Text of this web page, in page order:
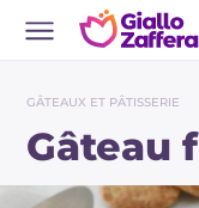
GÂTEAUX ET PÂTISSERIE
Gâteau